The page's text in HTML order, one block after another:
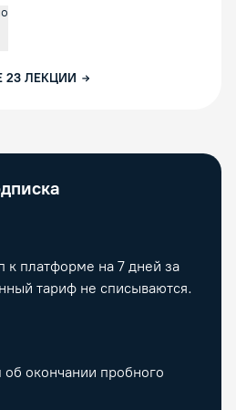
23 ЛЕКЦИИ
к платформе на 7 дней за
тариф не списываются.
окончании пробного